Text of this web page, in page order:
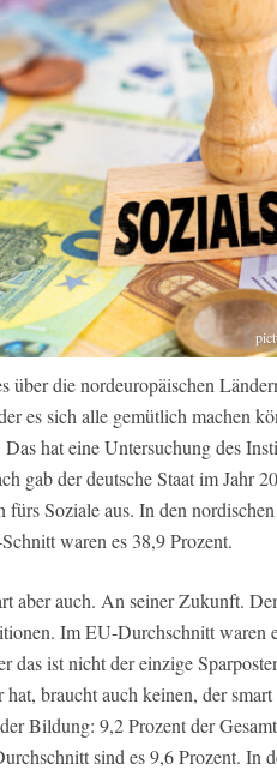
über die nordeuropäischen
es sich alle gemütlich machen
Das hat eine Untersuchung des
gab der deutsche Staat im Jahr
fürs Soziale aus. In den
waren es 38,9 Prozent.
aber auch. An seiner Zukunft.
Im EU-Durchschnitt waren
das ist nicht der einzige
hat, braucht auch keinen, der
Bildung: 9,2 Prozent der
sind es 9,6 Prozent. In